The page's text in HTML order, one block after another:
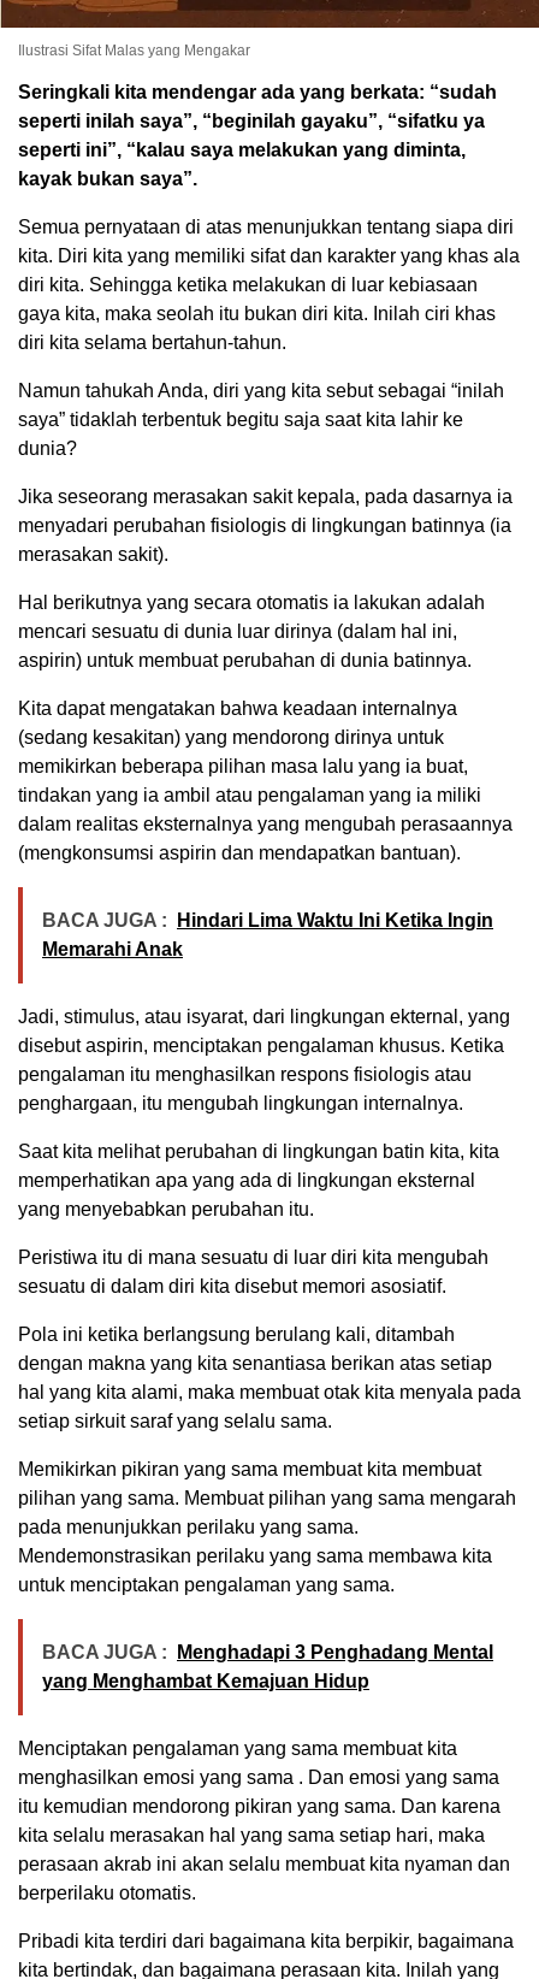
Ilustrasi Sifat Malas yang Mengakar
Seringkali kita mendengar ada yang berkata: “sudah
seperti inilah saya”, “beginilah gayaku”, “sifatku ya
seperti ini”, “kalau saya melakukan yang diminta,
kayak bukan saya”.
Semua pernyataan di atas menunjukkan tentang siapa diri
kita. Diri kita yang memiliki sifat dan karakter yang khas ala
diri kita. Sehingga ketika melakukan di luar kebiasaan
gaya kita, maka seolah itu bukan diri kita. Inilah ciri khas
diri kita selama bertahun-tahun.
Namun tahukah Anda, diri yang kita sebut sebagai “inilah
saya” tidaklah terbentuk begitu saja saat kita lahir ke
dunia?
Jika seseorang merasakan sakit kepala, pada dasarnya ia
menyadari perubahan fisiologis di lingkungan batinnya (ia
merasakan sakit).
Hal berikutnya yang secara otomatis ia lakukan adalah
mencari sesuatu di dunia luar dirinya (dalam hal ini,
aspirin) untuk membuat perubahan di dunia batinnya.
Kita dapat mengatakan bahwa keadaan internalnya
(sedang kesakitan) yang mendorong dirinya untuk
memikirkan beberapa pilihan masa lalu yang ia buat,
tindakan yang ia ambil atau pengalaman yang ia miliki
dalam realitas eksternalnya yang mengubah perasaannya
(mengkonsumsi aspirin dan mendapatkan bantuan).
BACA JUGA :
Hindari Lima Waktu Ini Ketika Ingin
Memarahi Anak
Jadi, stimulus, atau isyarat, dari lingkungan ekternal, yang
disebut aspirin, menciptakan pengalaman khusus. Ketika
pengalaman itu menghasilkan respons fisiologis atau
penghargaan, itu mengubah lingkungan internalnya.
Saat kita melihat perubahan di lingkungan batin kita, kita
memperhatikan apa yang ada di lingkungan eksternal
yang menyebabkan perubahan itu.
Peristiwa itu di mana sesuatu di luar diri kita mengubah
sesuatu di dalam diri kita disebut memori asosiatif.
Pola ini ketika berlangsung berulang kali, ditambah
dengan makna yang kita senantiasa berikan atas setiap
hal yang kita alami, maka membuat otak kita menyala pada
setiap sirkuit saraf yang selalu sama.
Memikirkan pikiran yang sama membuat kita membuat
pilihan yang sama. Membuat pilihan yang sama mengarah
pada menunjukkan perilaku yang sama.
Mendemonstrasikan perilaku yang sama membawa kita
untuk menciptakan pengalaman yang sama.
BACA JUGA :
Menghadapi 3 Penghadang Mental
yang Menghambat Kemajuan Hidup
Menciptakan pengalaman yang sama membuat kita
menghasilkan emosi yang sama . Dan emosi yang sama
itu kemudian mendorong pikiran yang sama. Dan karena
kita selalu merasakan hal yang sama setiap hari, maka
perasaan akrab ini akan selalu membuat kita nyaman dan
berperilaku otomatis.
Pribadi kita terdiri dari bagaimana kita berpikir, bagaimana
kita bertindak, dan bagaimana perasaan kita. Inilah yang